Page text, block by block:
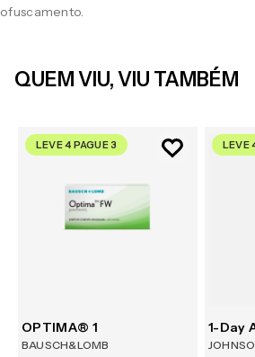
ofuscamento.
QUEM VIU, VIU TAMBÉM
LEVE 4 PAGUE 3
OPTIMA® 1
BAUSCH&LOMB
LEVE